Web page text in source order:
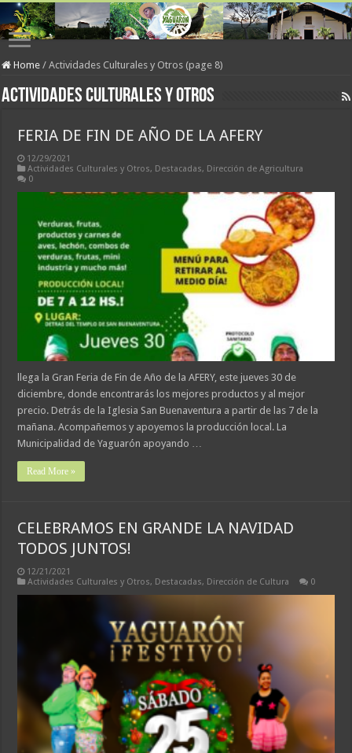
Home / Actividades Culturales y Otros (page 8)
Actividades Culturales y Otros
FERIA DE FIN DE AÑO DE LA AFERY
12/29/2021
Actividades Culturales y Otros, Destacadas, Dirección de Agricultura
0
llega la Gran Feria de Fin de Año de la AFERY, este jueves 30 de
diciembre, donde encontrarás los mejores productos y al mejor
precio. Detrás de la Iglesia San Buenaventura a partir de las 7 de la
mañana. Acompañemos y apoyemos la producción local. La
Municipalidad de Yaguarón apoyando …
Read More »
CELEBRAMOS EN GRANDE LA NAVIDAD
TODOS JUNTOS!
12/21/2021
Actividades Culturales y Otros, Destacadas, Dirección de Cultura 0